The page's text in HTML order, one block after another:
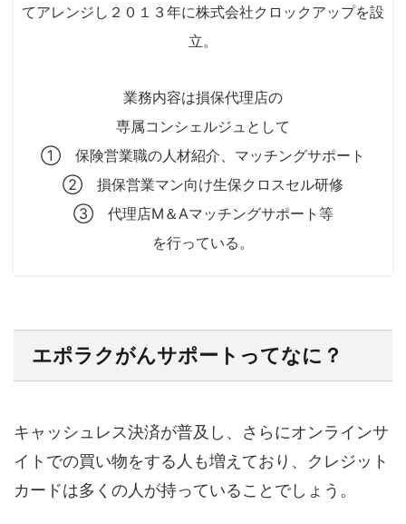
てアレンジし２０１３年に株式会社クロックアップを設
立。
業務内容は損保代理店の
専属コンシェルジュとして
① 保険営業職の人材紹介、マッチングサポート
② 損保営業マン向け生保クロスセル研修
③ 代理店M＆Aマッチングサポート等
を行っている。
エポラクがんサポートってなに？
キャッシュレス決済が普及し、さらにオンラインサ
イトでの買い物をする人も増えており、クレジット
カードは多くの人が持っていることでしょう。